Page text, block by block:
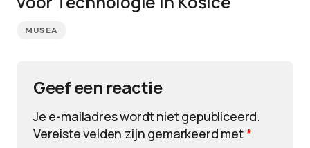
MUSEA
Geef een reactie
Je e-mailadres wordt niet gepubliceerd.
Vereiste velden zijn gemarkeerd met*